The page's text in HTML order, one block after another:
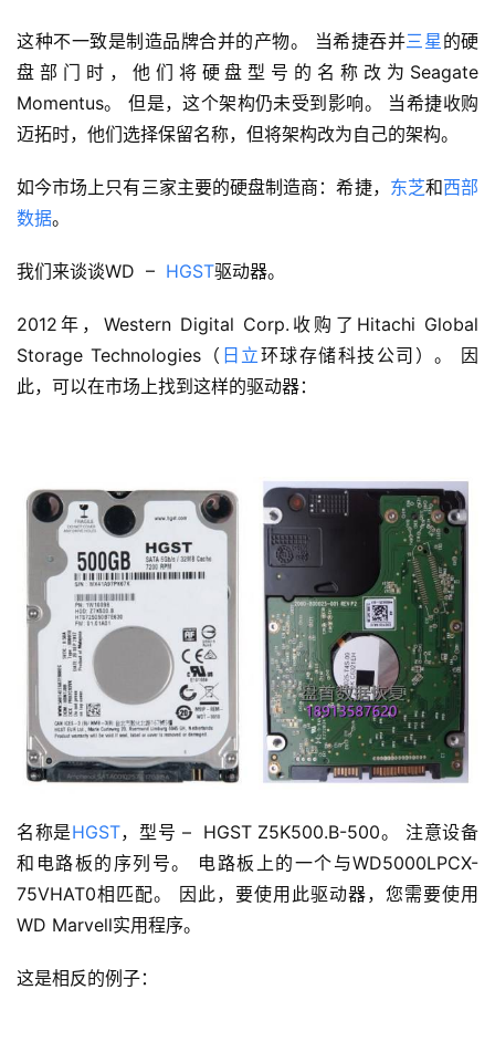
这种不一致是制造品牌合并的产物。 当希捷吞并三星 的硬
盘部门时，他们将硬盘型号的名称改为Seagate
Momentus。 但是，这个架构仍未受到影响。 当希捷收购
迈拓时，他们选择保留名称，但将架构改为自己的架构。
如今市场上只有三家主要的硬盘制造商：希捷， 东芝和西部
数据。
我们来谈谈WD – HGST驱动器。
2012年，Western Digital Corp.收购了Hitachi Global
Storage Technologies（ 日立环球存储科技公司）。 因
此，可以在市场上找到这样的驱动器：
名称是HGST，型号 – HGST Z5K500.B-500。 注意设备
和电路板的序列号。 电路板上的一个与WD5000LPCX-
75VHAT0相匹配。 因此，要使用此驱动器，您需要使用
WD Marvell实用程序。
这是相反的例子：